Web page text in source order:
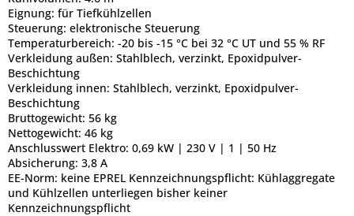
Eignung: für Tiefkühlzellen
Steuerung: elektronische Steuerung
Temperaturbereich: -20 bis -15 °C bei 32 °C UT und 55 % RF
Verkleidung außen: Stahlblech, verzinkt, Epoxidpulver-
Beschichtung
Verkleidung innen: Stahlblech, verzinkt, Epoxidpulver-
Beschichtung
Bruttogewicht: 56 kg
Nettogewicht: 46 kg
Anschlusswert Elektro: 0,69 kW | 230 V | 1 | 50 Hz
Absicherung: 3,8 A
EE-Norm: keine EPREL Kennzeichnungspflicht: Kühlaggregate
und Kühlzellen unterliegen bisher keiner
Kennzeichnungspflicht